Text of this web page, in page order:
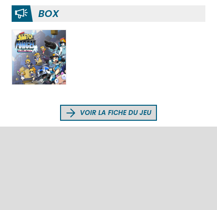
BOX
VOIR LA FICHE DU JEU